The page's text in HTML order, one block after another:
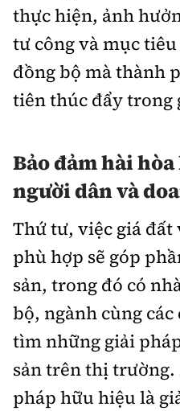
thực hiện, ảnh
tư công và mục
đồng bộ mà thành
tiên thúc đẩy trong
Bảo đảm hài
người dân và
Thứ tư, việc giá đất
phù hợp sẽ góp
sản, trong đó có
bộ, ngành cùng
tìm những giải
sản trên thị
pháp hữu hiệu là